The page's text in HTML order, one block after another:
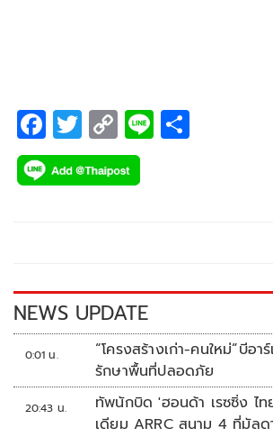
F
ac
e
k
T
wi
tt
C
o
p
k
Li
NEWS UPDATE
0:01 น.
“โครงสร้างเก่า-คนใหม่”บีอาร์เอ็น รัฐตรึ
รักษาพื้นที่ปลอดภัย
20:43 น.
ทัพนักบิด 'ฮอนด้า เรซซิ่ง ไ
เดียม ARRC สนาม 4 ที่มัลด